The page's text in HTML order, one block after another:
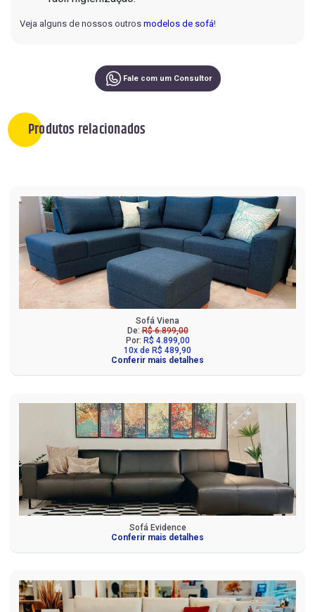
Veja alguns de nossos outros modelos de sofá!
Fale com um Consultor
Produtos relacionados
Sofá Viena
De:R$ 6.899,00
Por: R$ 4.899,00
10x de R$ 489,90
Conferir mais detalhes
Sofá Evidence
Conferir mais detalhes